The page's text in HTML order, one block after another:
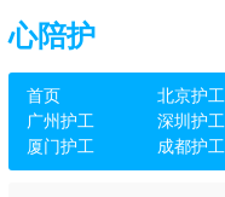
心陪护
首页 北京护工
广州护工
深圳护工
厦门护工
成都护工